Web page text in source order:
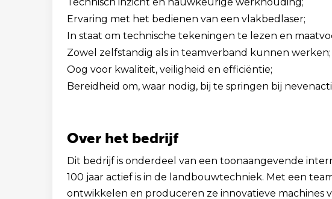
Ervaring met het bedienen van een vlakbedlaser;
In staat om technische tekeningen te lezen en
Zowel zelfstandig als in teamverband kunnen werken;
Oog voor kwaliteit, veiligheid en efficiëntie;
Bereidheid om, waar nodig, bij te springen bij
Over het bedrijf
Dit bedrijf is onderdeel van een toonaangevende
100 jaar actief is in de landbouwtechniek. Met een
ontwikkelen en produceren ze innovatieve machines